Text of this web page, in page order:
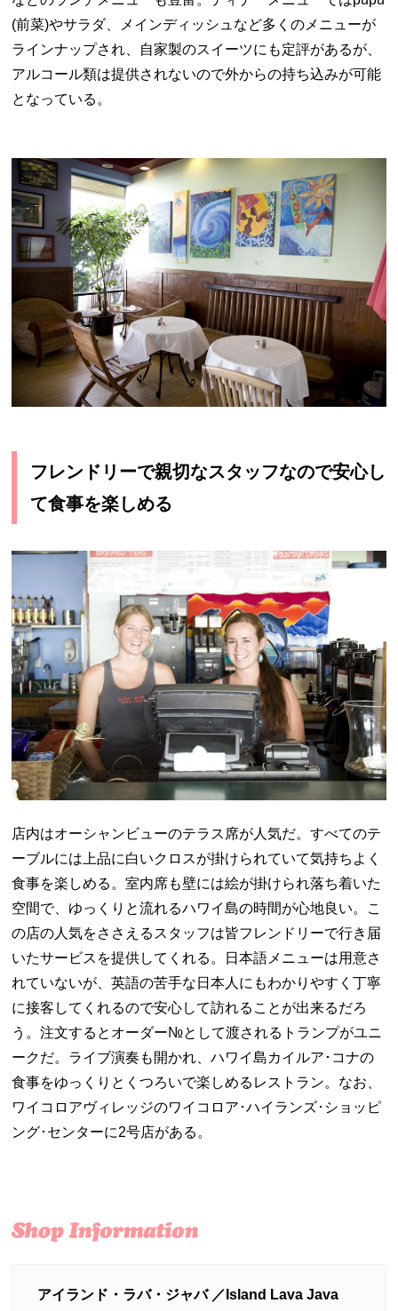
(前菜)やサラダ、メインディッシュなど多くのメニューが
ラインナップされ、自家製のスイーツにも定評があるが、
アルコール類は提供されないので外からの持ち込みが可能
となっている。
フレンドリーで親切なスタッフなので安心し
て食事を楽しめる
店内はオーシャンビューのテラス席が人気だ。すべてのテ
ーブルには上品に白いクロスが掛けられていて気持ちよく
食事を楽しめる。室内席も壁には絵が掛けられ落ち着いた
空間で、ゆっくりと流れるハワイ島の時間が心地良い。こ
の店の人気をささえるスタッフは皆フレンドリーで行き届
いたサービスを提供してくれる。日本語メニューは用意さ
れていないが、英語の苦手な日本人にもわかりやすく丁寧
に接客してくれるので安心して訪れることが出来るだろ
う。注文するとオーダー№として渡されるトランプがユニ
ークだ。ライブ演奏も開かれ、ハワイ島カイルア･コナの
食事をゆっくりとくつろいで楽しめるレストラン。なお、
ワイコロアヴィレッジのワイコロア･ハイランズ･ショッピ
ング･センターに2号店がある。
アイランド・ラバ・ジャバ ／Island Lava Java